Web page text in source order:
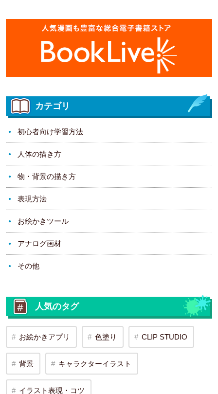
カテゴリ
初心者向け学習方法
人体の描き方
物・背景の描き方
表現方法
お絵かきツール
アナログ画材
その他
人気のタグ
お絵かきアプリ 色塗り CLIP STUDIO
背景 キャラクターイラスト
イラスト表現・コツ